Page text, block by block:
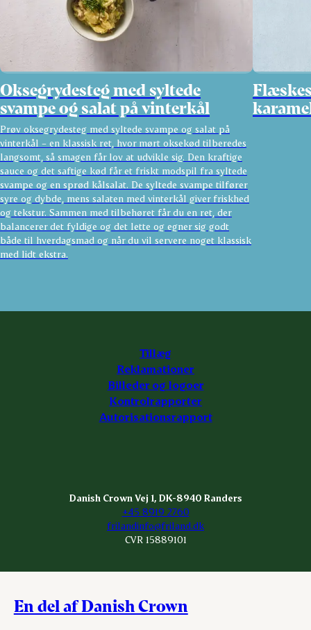
Oksegrydesteg med syltede
svampe og salat på vinterkål
Prøv oksegrydesteg med syltede svampe og salat på
vinterkål – en klassisk ret, hvor mørt oksekød tilberedes
langsomt, så smagen får lov at udvikle sig. Den kraftige
sauce og det saftige kød får et friskt modspil fra syltede
svampe og en sprød kålsalat. De syltede svampe tilfører
syre og dybde, mens salaten med vinterkål giver friskhed
og tekstur. Sammen med tilbehøret får du en ret, der
balancerer det fyldige og det lette og egner sig godt
både til hverdagsmad og når du vil servere noget klassisk
med lidt ekstra.
Tillæg
Reklamationer
Billeder og logoer
Kontrolrapporter
Autorisationsrapport
Danish Crown Vej 1, DK-8940 Randers
+45 8919 2760
frilandinfo@friland.dk
CVR 15889101
En del af Danish Crown